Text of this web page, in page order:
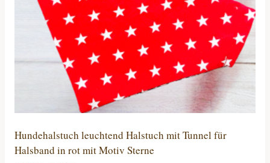
Hundehalstuch leuchtend Halstuch mit Tunnel für
Halsband in rot mit Motiv Sterne